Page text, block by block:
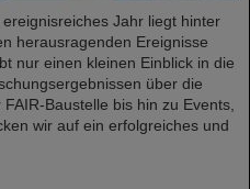
Jahr liegt hinter
herausragenden Ereignisse
nur einen kleinen Einblick in die
über die
Baustelle bis hin zu Events,
wir auf ein erfolgreiches und